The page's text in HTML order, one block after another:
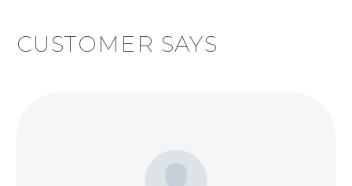
CUSTOMER SAYS